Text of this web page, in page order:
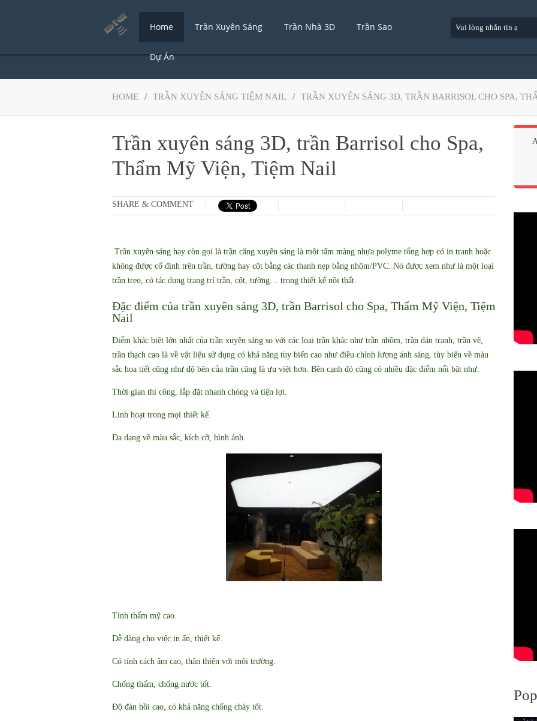
Home Trần Xuyên Sáng Trần Nhà 3D Trần Sao
Dự Án
HOME / TRẦN XUYÊN SÁNG TIỆM NAIL / TRẦN XUYÊN SÁNG 3D, TRẦN BARRISOL CHO SPA,
Trần xuyên sáng 3D, trần Barrisol cho Spa,
Thẩm Mỹ Viện, Tiệm Nail
SHARE & COMMENT
Trần xuyên sáng hay còn gọi là trần căng xuyên sáng là một tấm màng nhựa polyme tổng hợp có in tranh hoặc
không được cố định trên trần, tường hay cột bằng các thanh nẹp bằng nhôm/PVC. Nó được xem như là một loại
trần treo, có tác dụng trang trí trần, cột, tường… trong thiết kế nội thất.
Đặc điểm của trần xuyên sáng 3D, trần Barrisol cho Spa, Thẩm Mỹ Viện, Tiệm
Nail
Điểm khác biệt lớn nhất của trần xuyên sáng so với các loại trần khác như trần nhôm, trần dán tranh, trần vẽ,
trần thạch cao là về vật liệu sử dụng có khả năng tùy biến cao như điều chỉnh lượng ánh sáng, tùy biến về màu
sắc họa tiết cũng như độ bên của trần căng là ưu việt hơn. Bên cạnh đó cũng có nhiều đặc điểm nổi bật như:
Thời gian thi công, lắp đặt nhanh chóng và tiện lợi.
Linh hoạt trong mọi thiết kế.
Đa dạng về màu sắc, kích cỡ, hình ảnh.
Tính thẩm mỹ cao.
Dễ dàng cho việc in ấn, thiết kế.
Có tính cách âm cao, thân thiện với môi trường.
Chống thấm, chống nước tốt.
Độ đàn hồi cao, có khả năng chống cháy tốt.